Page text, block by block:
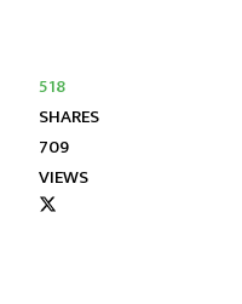
518
SHARES
709
VIEWS